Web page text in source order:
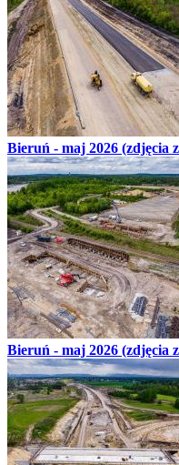
Bieruń - maj 2026 (zdjęcia
Bieruń - maj 2026 (zdjęcia